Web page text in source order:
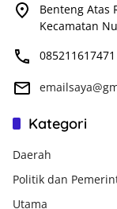
Benteng Atas
Kecamatan
085211617471
Kategori
Daerah
Politik dan
Utama